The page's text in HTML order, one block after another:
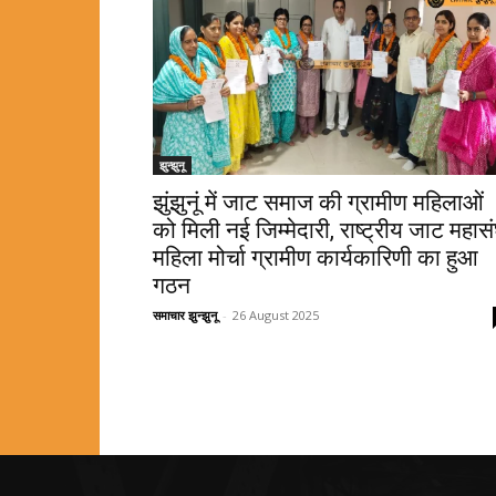
झुन्झुनू
झुंझुनूं में जाट समाज की ग्रामीण महिलाओं
को मिली नई जिम्मेदारी, राष्ट्रीय जाट
महिला मोर्चा ग्रामीण कार्यकारिणी का हुआ
गठन
समाचार झुन्झुनू - 26 August 2025